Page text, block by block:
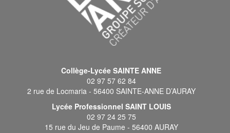
Collège-Lycée SAINTE ANNE
02 97 57 62 84
2 rue de Locmaria - 56400 SAINTE-ANNE D’AURAY
Lycée Professionnel SAINT LOUIS
02 97 24 25 75
15 rue du Jeu de Paume - 56400 AURAY